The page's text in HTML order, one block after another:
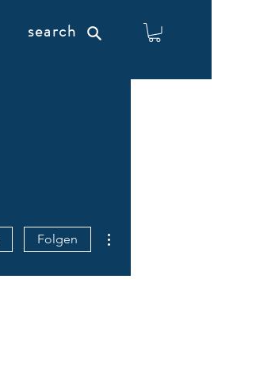
search
Folgen